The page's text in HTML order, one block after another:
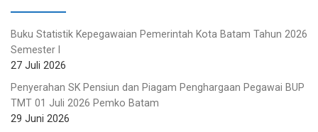
Buku Statistik Kepegawaian Pemerintah Kota Batam Tahun 2026
Semester I
27 Juli 2026
Penyerahan SK Pensiun dan Piagam Penghargaan Pegawai BUP
TMT 01 Juli 2026 Pemko Batam
29 Juni 2026